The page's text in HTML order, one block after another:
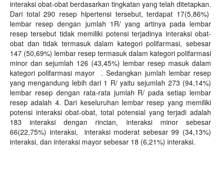
interaksi obat-obat berdasarkan tingkatan yang telah ditetapkan.
Dari total 290 resep hipertensi tersebut, terdapat 17(5,86%)
lembar resep dengan jumlah 1R/ yang artinya pada lembar
resep tersebut tidak memiliki potensi terjadinya interaksi obat-
obat dan tidak termasuk dalam kategori polifarmasi, sebesar
147 (50,69%) lembar resep termasuk dalam kategori polifarmasi
minor dan sejumlah 126 (43,45%) lembar resep masuk dalam
kategori polifarmasi mayor . Sedangkan jumlah lembar resep
yang mengandung lebih dari 1 R/ yaitu sejumlah 273 (94,14%)
lembar resep dengan rata-rata jumlah R/ pada setiap lembar
resep adalah 4. Dari keseluruhan lembar resep yang memiliki
potensi interaksi obat-obat, total potensial yang terjadi adalah
183 interaksi dengan rincian, interaksi minor sebesar
66(22,75%) interaksi, interaksi moderat sebesar 99 (34,13%)
interaksi, dan interaksi mayor sebesar 18 (6,21%) interaksi.